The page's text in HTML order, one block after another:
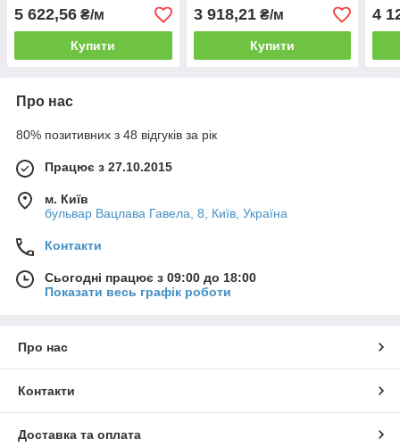
5 622,56 ₴/м
Купити
3 918,21₴/м
Купити
4
Про нас
80% позитивних з 48 відгуків за рік
Працює з 27.10.2015
м. Київ
бульвар Вацлава Гавела, 8, Київ, Україна
Контакти
Сьогодні працює з 09:00 до 18:00
Показати весь графік роботи
Про нас
Контакти
Доставка та оплата